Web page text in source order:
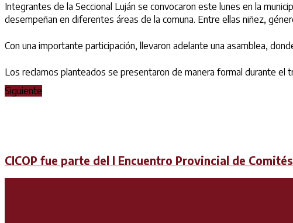
Integrantes de la Seccional Luján se convocaron este lunes en la
desempeñan en diferentes áreas de la comuna. Entre ellas niñez,
Con una importante participación, llevaron adelante una asamblea,
Los reclamos planteados se presentaron de manera formal durante
Siguiente
CICOP fue parte del I Encuentro Provincial de